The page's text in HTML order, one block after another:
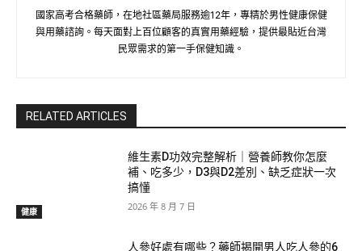
國家高考合格藥師，在地社區藥局服務逾12年，專精於男性健康保健
與用藥諮詢。每天面對上百位顧客的真實用藥經驗，提供最貼近台灣
民眾需求的第一手保健知識。
RELATED ARTICLES
健康
維生素D功效完整解析｜營養師教你怎麼
補、吃多少，D3與D2差別、缺乏症狀一次
搞懂
2026 年 8 月 7 日
人參好處有哪些？藥師揭開男人吃人參的6